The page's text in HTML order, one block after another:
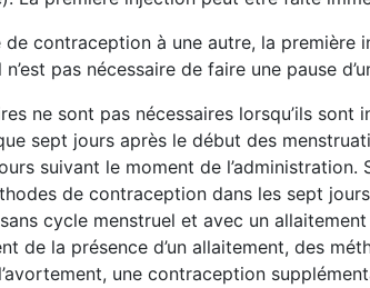
de contraception à une autre, la
pas nécessaire de faire une pause
ne sont pas nécessaires lorsqu’ils
sept jours après le début des
suivant le moment de
de contraception dans les sept
cycle menstruel et avec un
de la présence d’un allaitement, des
une contraception